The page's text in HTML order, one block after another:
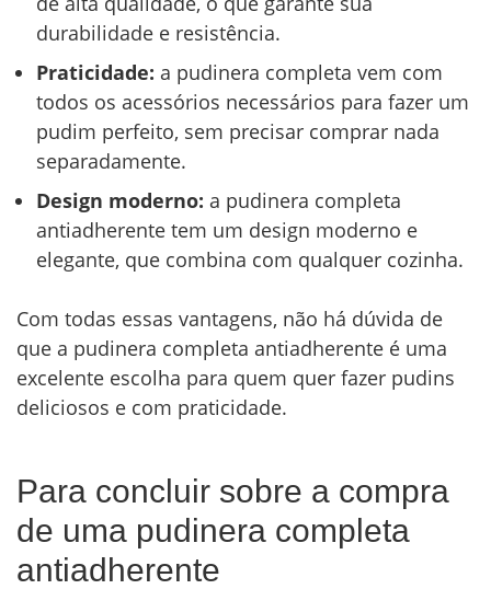
durabilidade e resistência.
Praticidade: a pudinera completa vem com
todos os acessórios necessários para fazer um
pudim perfeito, sem precisar comprar nada
separadamente.
Design moderno: a pudinera completa
antiadherente tem um design moderno e
elegante, que combina com qualquer cozinha.
Com todas essas vantagens, não há dúvida de
que a pudinera completa antiadherente é uma
excelente escolha para quem quer fazer pudins
deliciosos e com praticidade.
Para concluir sobre a compra
de uma pudinera completa
antiadherente